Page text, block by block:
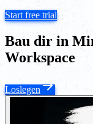
Start free trial
Bau dir in
Workspace
Loslegen